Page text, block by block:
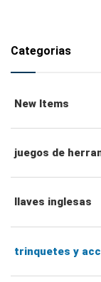
Categorias
New Items
juegos de
llaves inglesas
llaves
trinquetes y